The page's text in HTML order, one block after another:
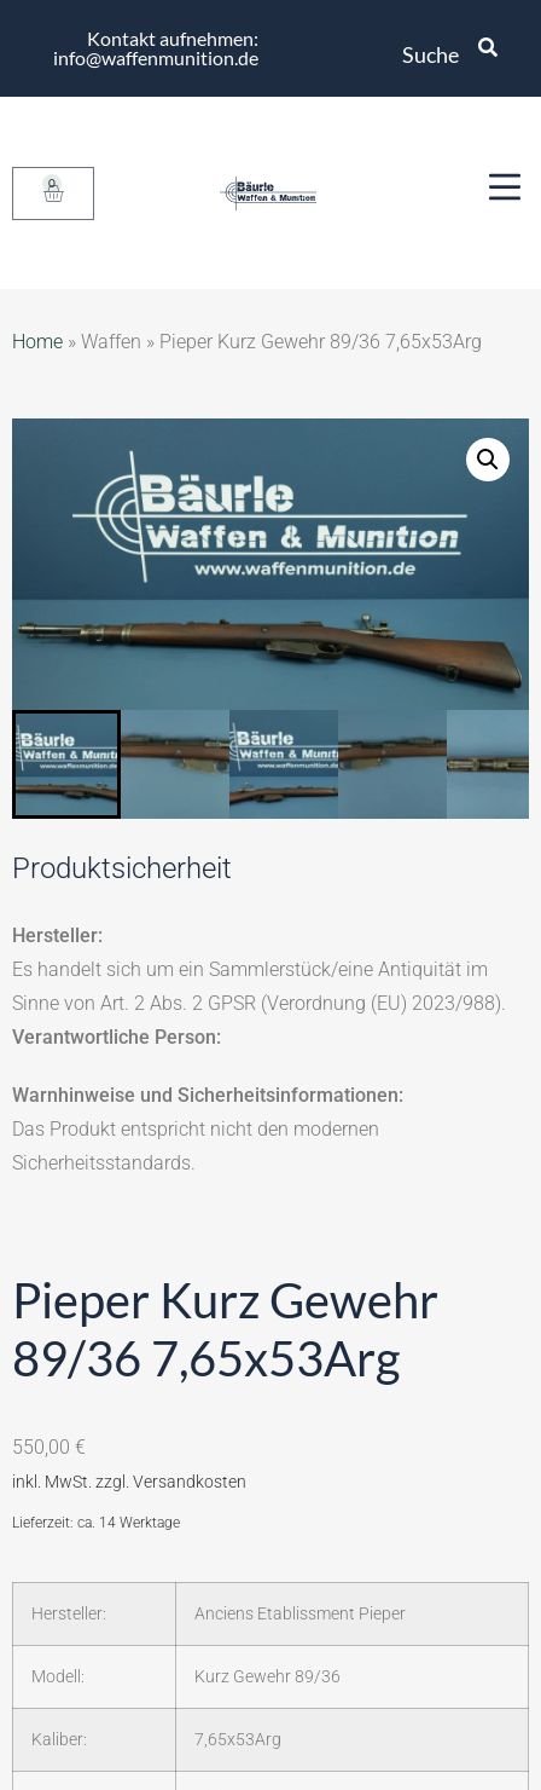
Kontakt aufnehmen:
info@waffenmunition.de
Suche
0
Home » Waffen » Pieper Kurz Gewehr 89/36 7,65x53Arg
Produktsicherheit
Hersteller:
Es handelt sich um ein Sammlerstück/eine Antiquität im
Sinne von Art. 2 Abs. 2 GPSR (Verordnung (EU) 2023/988).
Verantwortliche Person:
Warnhinweise und Sicherheitsinformationen:
Das Produkt entspricht nicht den modernen
Sicherheitsstandards.
Pieper Kurz Gewehr
89/36 7,65x53Arg
550,00 €
Lieferzeit: ca. 14 Werktage
Hersteller: Anciens Etablissment Pieper
Modell: Kurz Gewehr 89/36
Kaliber: 7,65x53Arg